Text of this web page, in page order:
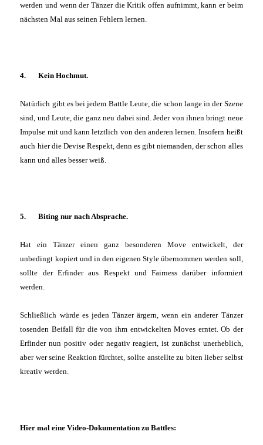
werden und wenn der Tänzer die Kritik offen aufnimmt, kann er beim
nächsten Mal aus seinen Fehlern lernen.
4. Kein Hochmut.
Natürlich gibt es bei jedem Battle Leute, die schon lange in der Szene
sind, und Leute, die ganz neu dabei sind. Jeder von ihnen bringt neue
Impulse mit und kann letztlich von den anderen lernen. Insofern heißt
auch hier die Devise Respekt, denn es gibt niemanden, der schon alles
kann und alles besser weiß.
5. Biting nur nach Absprache.
Hat ein Tänzer einen ganz besonderen Move entwickelt, der
unbedingt kopiert und in den eigenen Style übernommen werden soll,
sollte der Erfinder aus Respekt und Fairness darüber informiert
werden.
Schließlich würde es jeden Tänzer ärgern, wenn ein anderer Tänzer
tosenden Beifall für die von ihm entwickelten Moves erntet. Ob der
Erfinder nun positiv oder negativ reagiert, ist zunächst unerheblich,
aber wer seine Reaktion fürchtet, sollte anstellte zu biten lieber selbst
kreativ werden.
Hier mal eine Video-Dokumentation zu Battles: